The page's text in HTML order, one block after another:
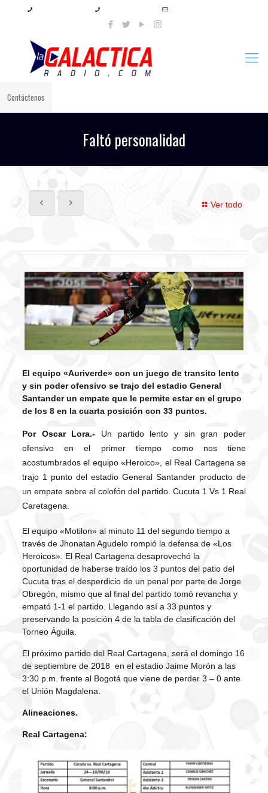
Contáctenos
Faltó personalidad
Ver todo
El equipo «Auriverde» con un juego de transito lento
y sin poder ofensivo se trajo del estadio General
Santander un empate que le permite estar en el grupo
de los 8 en la cuarta posición con 33 puntos.
Por Oscar Lora.- Un partido lento y sin gran poder
ofensivo en el primer tiempo como nos tiene
acostumbrados el equipo «Heroico», el Real Cartagena se
trajo 1 punto del estadio General Santander producto de
un empate sobre el colofón del partido. Cucuta 1 Vs 1 Real
Caretagena.
El equipo «Motilon» al minuto 11 del segundo tiempo a
través de Jhonatan Agudelo rompió la defensa de «Los
Heroicos». El Real Cartagena desaprovechó la
oportunidad de haberse traído los 3 puntos del patio del
Cucuta tras el desperdicio de un penal por parte de Jorge
Obregón, mismo que al final del partido tomó revancha y
empató 1-1 el partido. Llegando así a 33 puntos y
preservando la posición 4 de la tabla de clasificación del
Torneo Águila.
El próximo partido del Real Cartagena, será el domingo 16
de septiembre de 2018 en el estadio Jaime Morón a las
3:30 p.m. frente al Bogotá que viene de perder 3 – 0 ante
el Unión Magdalena.
Alineaciones.
Real Cartagena: